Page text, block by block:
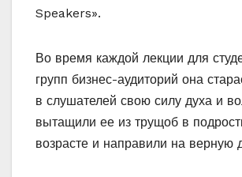
Speakers».
Во время каждой лекции для
групп бизнес-аудиторий она
в слушателей свою силу духа и
вытащили ее из трущоб в
возрасте и направили на верную